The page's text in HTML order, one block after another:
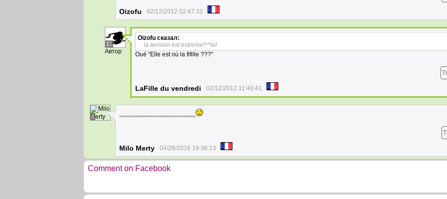
Oizofu 02/12/2012 02:47:32
17
Автор
Oizofu сказал:
la tension est extreme!^^lol
Oué "Elle est où la fifille ???"
LaFille du vendredi 02/12/2012 11:40:41
6 ,,,,,,,,,,,,,,,,,,,,,,,,,,,,,,,,,,,,,,,,,,,,,,,,,,,
Milo Merty 04/28/2016 19:38:13
Comment on Facebook